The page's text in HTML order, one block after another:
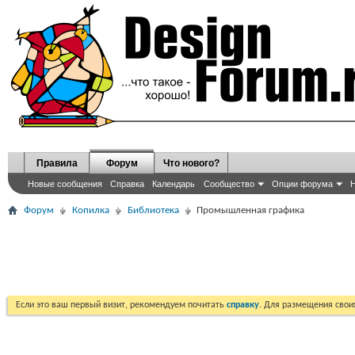
Правила Форум
Новые сообщения Справка Календарь Сообщество Опции форума
Что нового?
Форум Копилка Библиотека Промышленная графика
Если это ваш первый визит, рекомендуем почитать справку. Для размещения